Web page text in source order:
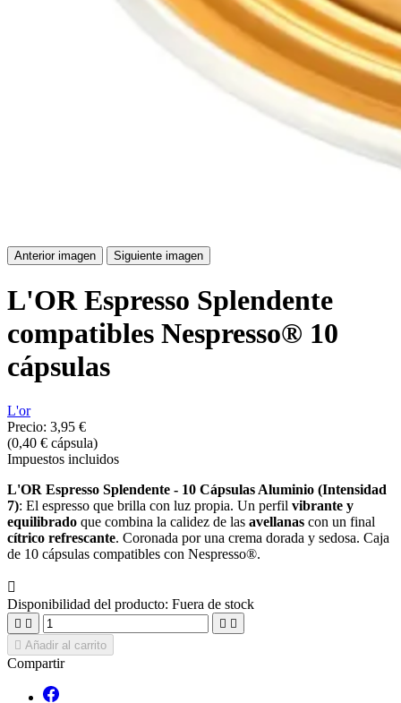
Anterior imagen Siguiente imagen
L'OR Espresso Splendente
compatibles Nespresso® 10
cápsulas
L'or
Precio: 3,95 €
(0,40 € cápsula)
Impuestos incluidos
L'OR Espresso Splendente - 10 Cápsulas Aluminio (Intensidad
7): El espresso que brilla con luz propia. Un perfil vibrante y
equilibrado que combina la calidez de las avellanas con un final
cítrico refrescante. Coronada por una crema dorada y sedosa. Caja
de 10 cápsulas compatibles con Nespresso®.

Disponibilidad del producto: Fuera de stock
   
 Añadir al carrito
Compartir